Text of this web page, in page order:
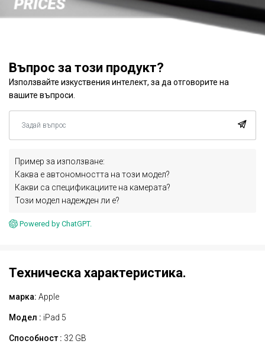
Въпрос за този продукт?
Използвайте изкуствения интелект, за да отговорите на
вашите въпроси.
Пример за използване:
Каква е автономността на този модел?
Какви са спецификациите на камерата?
Този модел надежден ли е?
Powered by ChatGPT.
Техническа характеристика.
марка: Apple
Модел : iPad 5
Способност : 32 GB